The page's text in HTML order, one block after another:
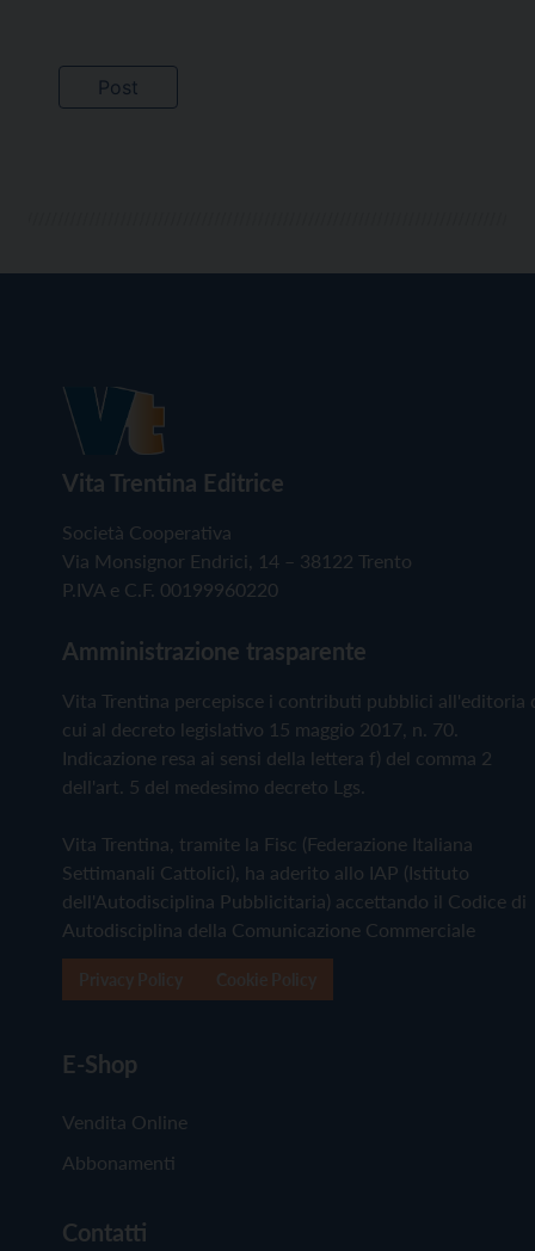
Vita Trentina Editrice
Società Cooperativa
Via Monsignor Endrici, 14 – 38122 Trento
P.IVA e C.F. 00199960220
Amministrazione trasparente
Vita Trentina percepisce i contributi pubblici all'editoria
cui al decreto legislativo 15 maggio 2017, n. 70.
Indicazione resa ai sensi della lettera f) del comma 2
dell'art. 5 del medesimo decreto Lgs.
Vita Trentina, tramite la Fisc (Federazione Italiana
Settimanali Cattolici), ha aderito allo IAP (Istituto
dell'Autodisciplina Pubblicitaria) accettando il Codice di
Autodisciplina della Comunicazione Commerciale
E-Shop
Vendita Online
Abbonamenti
Contatti